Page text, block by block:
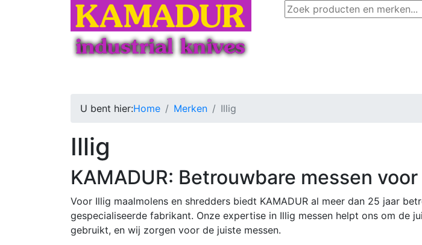
U bent hier:Home Merken Illig
Illig
KAMADUR: Betrouwbare messen
Voor Illig maalmolens en shredders biedt KAMADUR al meer dan 25 jaar
gespecialiseerde fabrikant. Onze expertise in Illig messen helpt ons om de
gebruikt, en wij zorgen voor de juiste messen.